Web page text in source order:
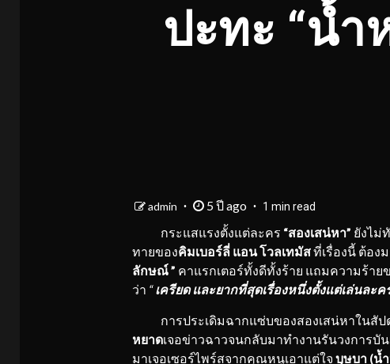
ปะทะ “น้ำ
admin 5 ปี ago 1 min read
กระแสแรงตั้งแต่ละคร “สองเสน่หา” ยังไม่
ทายของคิมเบอร์ลี่ แอน โวลเทมัสที่เรื่องนี้ ต้อง
ลักษณ์ ” คาแรกเตอร์ทั้งดีทั้งร้าย แถมความร้า
ว่า “เครียด และยากที่สุดเรื่องหนึ่งตั้งแต่เล่นละค
การประเดิมฉากแซ่บของสองเสน่หาในสัปด
หยาดเจอข่าวฉาวจนกลับมาทำงานรันวงการบั
มาเจอเซอร์ไพร์สจากคุณหนูเอาแต่ใจ บุษบา (น้